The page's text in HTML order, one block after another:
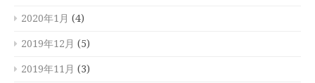
2020年1月 (4)
2019年12月 (5)
2019年11月 (3)